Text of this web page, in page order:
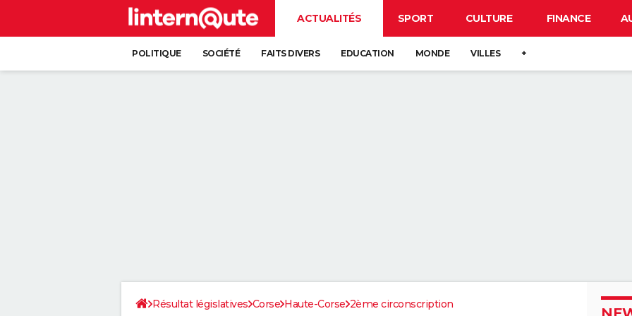
ACTUALITÉS SPORT CULTURE FINANCE
POLITIQUE SOCIÉTÉ FAITS DIVERS EDUCATION MONDE VILLES +
Résultat législatives Corse Haute-Corse 2ème circonscription